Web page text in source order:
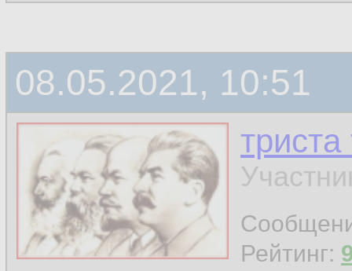
08.05.2021, 10:51
Рейтинг: